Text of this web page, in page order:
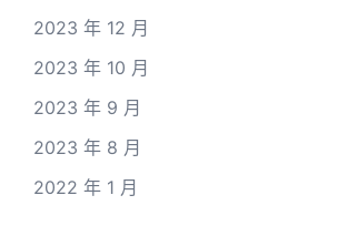
2023 年 12 月
2023 年 10 月
2023 年 9 月
2023 年 8 月
2022 年 1 月